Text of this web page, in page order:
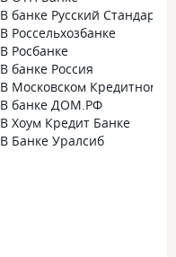
В банке Русский Стандарт
В Россельхозбанке
В Росбанке
В банке Россия
В Московском Кредитном
В банке ДОМ.РФ
В Хоум Кредит Банке
В Банке Уралсиб